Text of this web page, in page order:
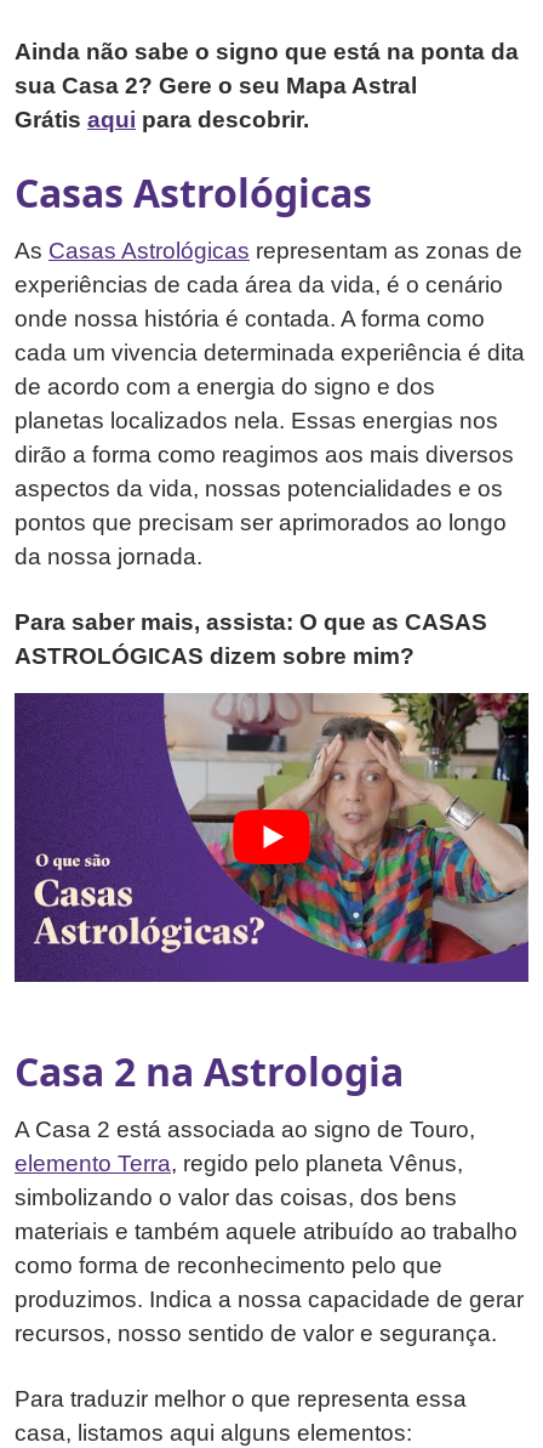
Ainda não sabe o signo que está na ponta da
sua Casa 2? Gere o seu Mapa Astral
Grátis aqui para descobrir.
Casas Astrológicas
As Casas Astrológicas representam as zonas de
experiências de cada área da vida, é o cenário
onde nossa história é contada. A forma como
cada um vivencia determinada experiência é dita
de acordo com a energia do signo e dos
planetas localizados nela. Essas energias nos
dirão a forma como reagimos aos mais diversos
aspectos da vida, nossas potencialidades e os
pontos que precisam ser aprimorados ao longo
da nossa jornada.
Para saber mais, assista: O que as CASAS
ASTROLÓGICAS dizem sobre mim?
Casa 2 na Astrologia
A Casa 2 está associada ao signo de Touro,
elemento Terra, regido pelo planeta Vênus,
simbolizando o valor das coisas, dos bens
materiais e também aquele atribuído ao trabalho
como forma de reconhecimento pelo que
produzimos. Indica a nossa capacidade de gerar
recursos, nosso sentido de valor e segurança.
Para traduzir melhor o que representa essa
casa, listamos aqui alguns elementos: